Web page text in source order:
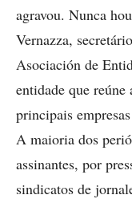
agravou. Nunca
Vernazza,
Asociación de
entidade que reúne
principais
A maioria dos
assinantes, por
sindicatos de